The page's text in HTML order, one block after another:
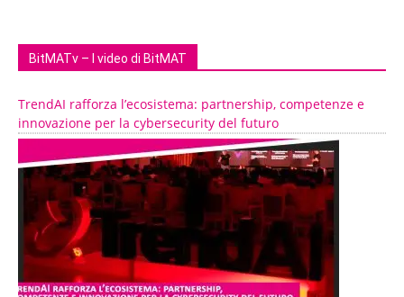
BitMATv – I video di BitMAT
TrendAI rafforza l’ecosistema: partnership, competenze e
innovazione per la cybersecurity del futuro